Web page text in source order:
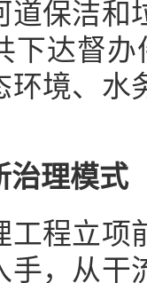
道保洁和
下达督
环境、水
理模式
程立项
手，从干